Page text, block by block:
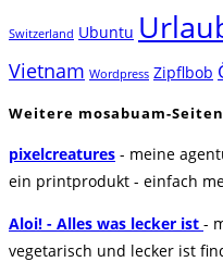
Switzerland Ubuntu
Vietnam Wordpress Zipflbob
Weitere mosabuam-Seiten
pixelcreatures - meine
ein printprodukt - einfach
Aloi! - Alles was lecker ist -
vegetarisch und lecker ist